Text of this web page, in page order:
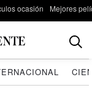
ocasión Mejores